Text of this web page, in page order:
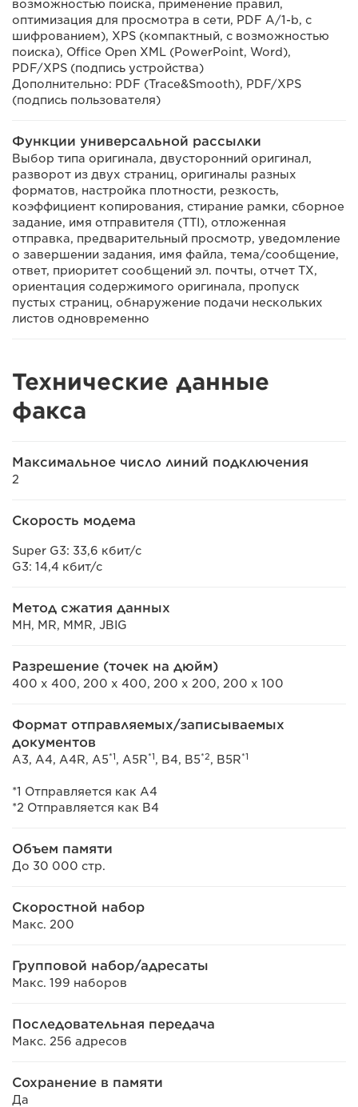
возможностью поиска, применение правил,
оптимизация для просмотра в сети, PDF A/1-b, с
шифрованием), XPS (компактный, с возможностью
поиска), Office Open XML (PowerPoint, Word),
PDF/XPS (подпись устройства)
Дополнительно: PDF (Trace&Smooth), PDF/XPS
(подпись пользователя)
Функции универсальной рассылки
Выбор типа оригинала, двусторонний оригинал,
разворот из двух страниц, оригиналы разных
форматов, настройка плотности, резкость,
коэффициент копирования, стирание рамки, сборное
задание, имя отправителя (TTI), отложенная
отправка, предварительный просмотр, уведомление
о завершении задания, имя файла, тема/сообщение,
ответ, приоритет сообщений эл. почты, отчет TX,
ориентация содержимого оригинала, пропуск
пустых страниц, обнаружение подачи нескольких
листов одновременно
Технические данные
факса
Максимальное число линий подключения
2
Скорость модема
Super G3: 33,6 кбит/с
G3: 14,4 кбит/с
Метод сжатия данных
MH, MR, MMR, JBIG
Разрешение (точек на дюйм)
400 x 400, 200 x 400, 200 x 200, 200 x 100
Формат отправляемых/записываемых
документов
A3, A4, A4R, A5*1, A5R*1, B4, B5*2, B5R*1
*1 Отправляется как A4
*2 Отправляется как B4
Объем памяти
До 30 000 стр.
Скоростной набор
Макс. 200
Групповой набор/адресаты
Макс. 199 наборов
Последовательная передача
Макс. 256 адресов
Сохранение в памяти
Да